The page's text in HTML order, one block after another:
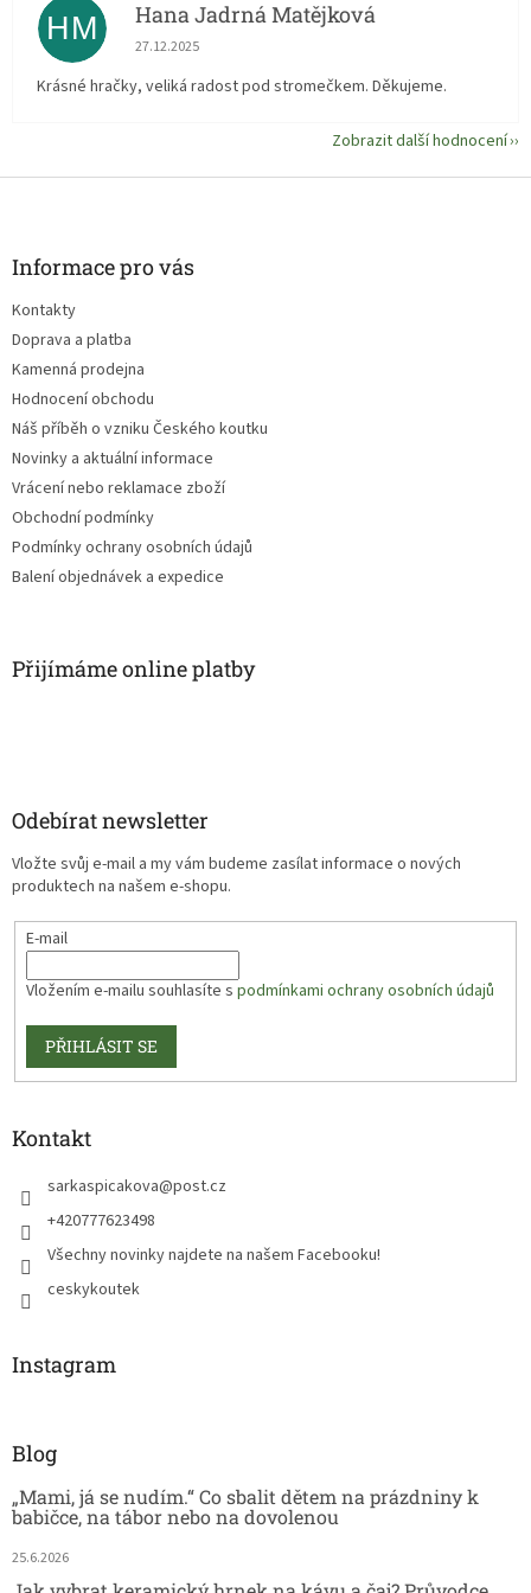
HM Hana Jadrná Matějková
Hodnocení obchodu je 5 z 5 hvězdiček.
27.12.2025
Krásné hračky, veliká radost pod stromečkem. Děkujeme.
Zobrazit další hodnocení
Informace pro vás
Kontakty
Doprava a platba
Kamenná prodejna
Hodnocení obchodu
Náš příběh o vzniku Českého koutku
Novinky a aktuální informace
Vrácení nebo reklamace zboží
Obchodní podmínky
Podmínky ochrany osobních údajů
Balení objednávek a expedice
Přijímáme online platby
Odebírat newsletter
Vložte svůj e-mail a my vám budeme zasílat informace o nových
produktech na našem e-shopu.
E-mail
Vložením e-mailu souhlasíte s podmínkami ochrany osobních údajů
PŘIHLÁSIT SE
Kontakt
sarkaspicakova@post.cz
+420777623498
Všechny novinky najdete na našem Facebooku!
ceskykoutek
Instagram
Blog
„Mami, já se nudím.“ Co sbalit dětem na prázdniny k
babičce, na tábor nebo na dovolenou
25.6.2026